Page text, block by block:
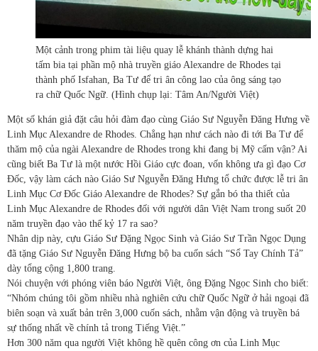
Một cảnh trong phim tài liệu quay lễ khánh thành dựng hai
tấm bia tại phần mộ nhà truyền giáo Alexandre de Rhodes tại
thành phố Isfahan, Ba Tư để tri ân công lao của ông sáng tạo
ra chữ Quốc Ngữ. (Hình chụp lại: Tâm An/Người Việt)
Một số khán giả đặt câu hỏi đàm đạo cùng Giáo Sư Nguyễn Đăng Hưng về
Linh Mục Alexandre de Rhodes. Chẳng hạn như cách nào đi tới Ba Tư để
thăm mộ của ngài Alexandre de Rhodes trong khi đang bị Mỹ cấm vận? Ai
cũng biết Ba Tư là một nước Hồi Giáo cực đoan, vốn không ưa gì đạo Cơ
Đốc, vậy làm cách nào Giáo Sư Nguyễn Đăng Hưng tổ chức được lễ tri ân
Linh Mục Cơ Đốc Giáo Alexandre de Rhodes? Sự gắn bó tha thiết của
Linh Mục Alexandre de Rhodes đối với người dân Việt Nam trong suốt 20
năm truyền đạo vào thế kỷ 17 ra sao?
Nhân dịp này, cựu Giáo Sư Đặng Ngọc Sinh và Giáo Sư Trần Ngọc Dụng
đã tặng Giáo Sư Nguyễn Đăng Hưng bộ ba cuốn sách “Sổ Tay Chính Tả”
dày tổng cộng 1,800 trang.
Nói chuyện với phóng viên báo Người Việt, ông Đặng Ngọc Sinh cho biết:
“Nhóm chúng tôi gồm nhiều nhà nghiên cứu chữ Quốc Ngữ ở hải ngoại đã
biên soạn và xuất bản trên 3,000 cuốn sách, nhằm vận động và truyền bá
sự thống nhất về chính tả trong Tiếng Việt.”
Hơn 300 năm qua người Việt không hề quên công ơn của Linh Mục